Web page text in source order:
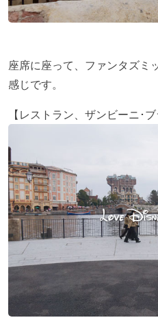
座席に座って、ファンタズミ
感じです。
【レストラン、ザンビーニ･